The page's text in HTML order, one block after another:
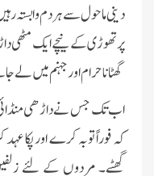
دینی ماحول سے ہر دم وابستہ
پرتھوڑی کے نیچے ایک مٹھی
گھٹانا حرام اور جہنم میں لے
اب تک جس نے داڑ ھی
کہ فوراً توبہ کرے اور پکا
گھٹے۔ مردوں کے لئے